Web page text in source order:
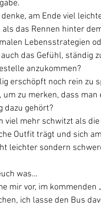
am Ende viel
das Rennen hinter
Lebensstrategien
das Gefühl, ständig
anzukommen?
erschöpft noch rein zu
um zu merken, dass man
dazu gehört?
viel mehr schwitzt als
Outfit trägt und sich
leichter sondern
was...
mir vor, im
ich lasse den Bus